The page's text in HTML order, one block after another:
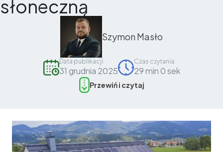
słoneczną
Szymon Masło
Data publikacji:
31 grudnia 2025
Czas czytania:
29 min 0 sek
Przewiń i czytaj